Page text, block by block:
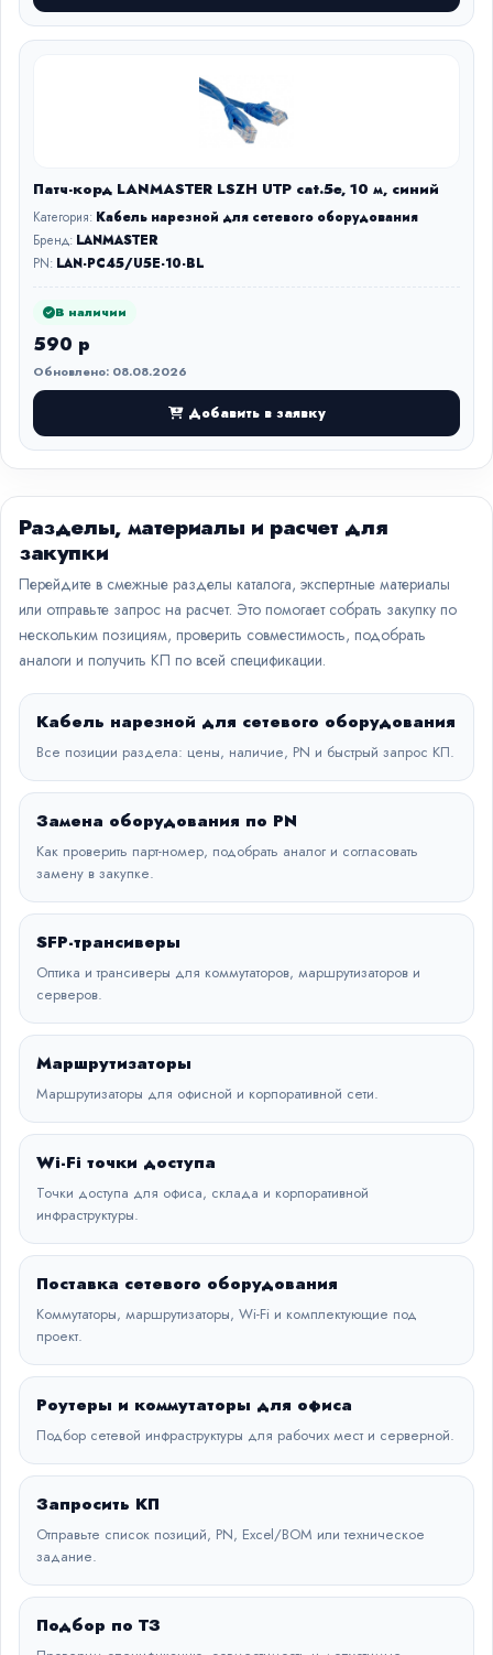
Патч-корд LANMASTER LSZH UTP cat.5e, 10 м, синий
Категория: Кабель нарезной для сетевого оборудования
Бренд: LANMASTER
PN: LAN-PC45/U5E-10-BL
В наличии
590 р
Обновлено: 08.08.2026
Добавить в заявку
Разделы, материалы и расчет для
закупки
Перейдите в смежные разделы каталога, экспертные материалы
или отправьте запрос на расчет. Это помогает собрать закупку по
нескольким позициям, проверить совместимость, подобрать
аналоги и получить КП по всей спецификации.
Кабель нарезной для сетевого оборудования
Все позиции раздела: цены, наличие, PN и быстрый запрос КП.
Замена оборудования по PN
Как проверить парт-номер, подобрать аналог и согласовать
замену в закупке.
SFP-трансиверы
Оптика и трансиверы для коммутаторов, маршрутизаторов и
серверов.
Маршрутизаторы
Маршрутизаторы для офисной и корпоративной сети.
Wi-Fi точки доступа
Точки доступа для офиса, склада и корпоративной
инфраструктуры.
Поставка сетевого оборудования
Коммутаторы, маршрутизаторы, Wi-Fi и комплектующие под
проект.
Роутеры и коммутаторы для офиса
Подбор сетевой инфраструктуры для рабочих мест и серверной.
Запросить КП
Отправьте список позиций, PN, Excel/BOM или техническое
задание.
Подбор по ТЗ